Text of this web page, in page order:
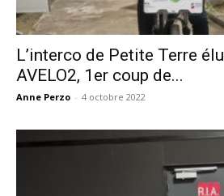
L’interco de Petite Terre
AVELO2, 1er coup de...
Anne Perzo - 4 octobre 2022